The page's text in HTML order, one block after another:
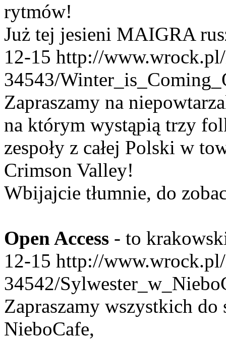
rytmów!
Już tej jesieni MAIGRA
12-15 http://
34543/
Zapraszamy na
na którym wystąpią trzy
zespoły z całej Polski w
Crimson Valley!
Wbijajcie tłumnie, do
Open Access - to
12-15 http://
34542/
Zapraszamy wszystkich
NieboCafe,